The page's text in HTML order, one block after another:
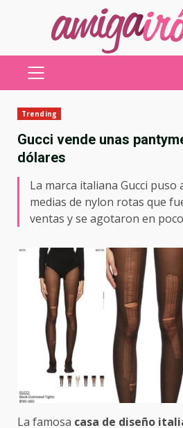
MENÚ
Trending
Gucci vende unas
dólares
La marca italiana Gucci puso
medias de nylon rotas que
ventas y se agotaron en
La famosa casa de diseño